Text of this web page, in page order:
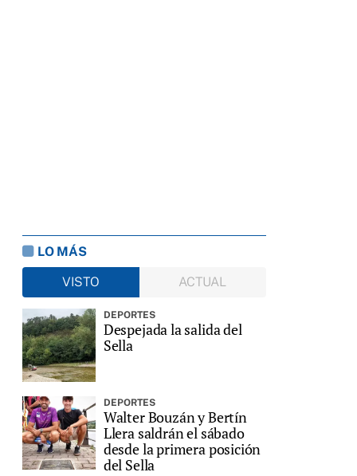
LO MÁS
VISTO
ACTUAL
DEPORTES
Despejada la salida del
Sella
DEPORTES
Walter Bouzán y Bertín
Llera saldrán el sábado
desde la primera posición
del Sella